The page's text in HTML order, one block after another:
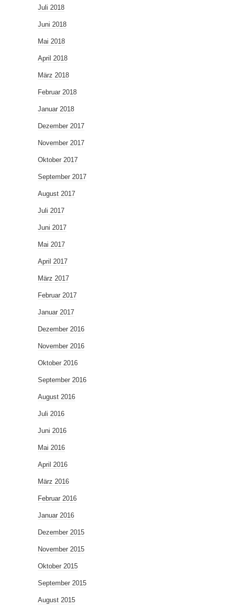
Juli 2018
Juni 2018
Mai 2018
April 2018
März 2018
Februar 2018
Januar 2018
Dezember 2017
November 2017
Oktober 2017
September 2017
August 2017
Juli 2017
Juni 2017
Mai 2017
April 2017
März 2017
Februar 2017
Januar 2017
Dezember 2016
November 2016
Oktober 2016
September 2016
August 2016
Juli 2016
Juni 2016
Mai 2016
April 2016
März 2016
Februar 2016
Januar 2016
Dezember 2015
November 2015
Oktober 2015
September 2015
August 2015